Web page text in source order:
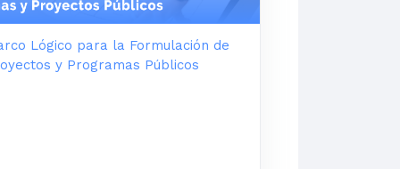
Lógico para la Formulación de
y Programas Públicos